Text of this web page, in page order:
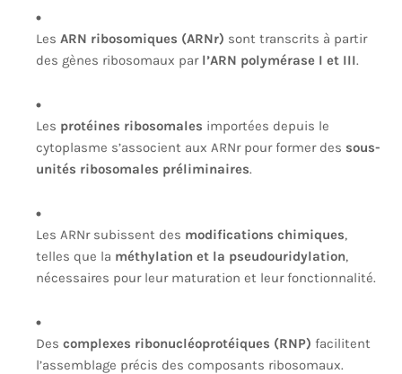
Les ARN ribosomiques (ARNr) sont transcrits à partir
des gènes ribosomaux par l’ARN polymérase I et III.
Les protéines ribosomales importées depuis le
cytoplasme s’associent aux ARNr pour former des sous-
unités ribosomales préliminaires.
Les ARNr subissent des modifications chimiques,
telles que la méthylation et la pseudouridylation,
nécessaires pour leur maturation et leur fonctionnalité.
Des complexes ribonucléoprotéiques (RNP) facilitent
l’assemblage précis des composants ribosomaux.